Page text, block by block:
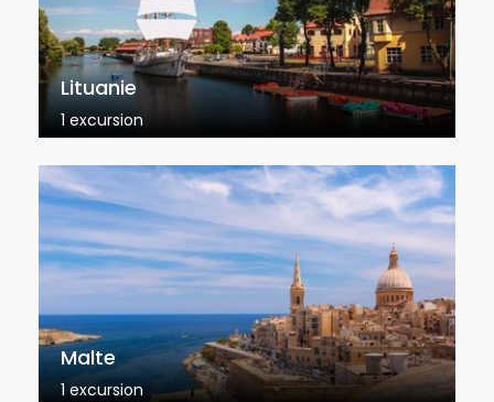
Lituanie
1 excursion
Malte
1 excursion